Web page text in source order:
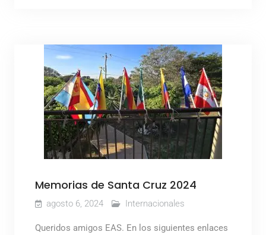
Memorias de Santa Cruz 2024
agosto 6, 2024 Internacionales
Queridos amigos EAS. En los siguientes enlaces